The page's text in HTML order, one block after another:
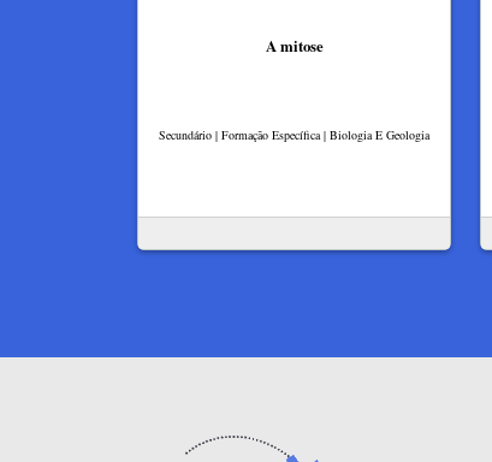
A mitose
Secundário | Formação Específica | Biologia E Geologia